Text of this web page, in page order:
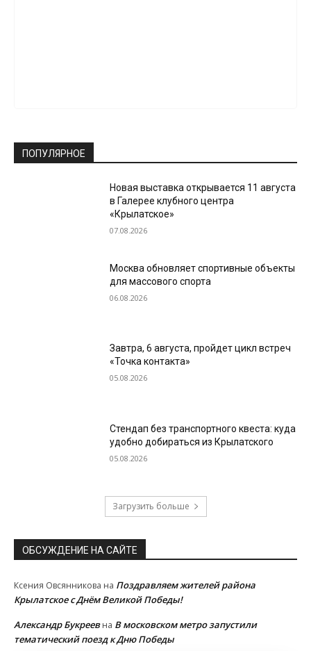
ПОПУЛЯРНОЕ
Новая выставка открывается 11 августа
в Галерее клубного центра
«Крылатское»
07.08.2026
Москва обновляет спортивные объекты
для массового спорта
06.08.2026
Завтра, 6 августа, пройдет цикл встреч
«Точка контакта»
05.08.2026
Стендап без транспортного квеста: куда
удобно добираться из Крылатского
05.08.2026
Загрузить больше
ОБСУЖДЕНИЕ НА САЙТЕ
Ксения Овсянникова на Поздравляем жителей района
Крылатское с Днём Великой Победы!
Александр Букреевна В московском метро запустили
тематический поезд к Дню Победы